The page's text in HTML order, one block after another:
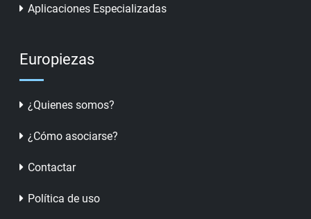
Aplicaciones Especializadas
Europiezas
¿Quienes somos?
¿Cómo asociarse?
Contactar
Política de uso